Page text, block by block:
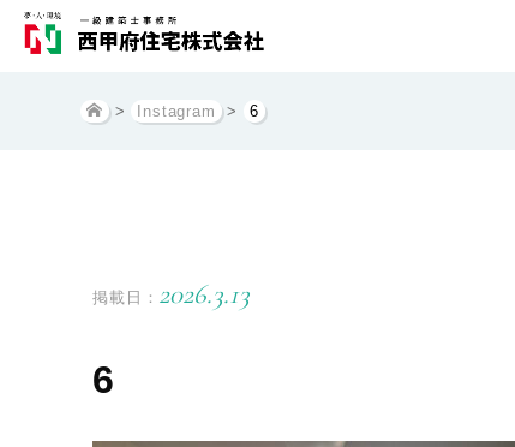
> Instagram > 6
掲載日： 2026.3.13
6